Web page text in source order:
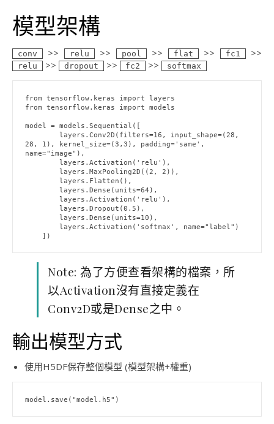
模型架構
conv >> relu >> pool >> flat >> fc1 >>
relu >> dropout >> fc2 >> softmax
from tensorflow.keras import layers
from tensorflow.keras import models
model = models.Sequential([
28, 1), kernel_size=(3,3), padding='same',
name="image"),
    ])
Note: 為了方便查看架構的檔案，所
以Activation沒有直接定義在
Conv2D或是Dense之中。
輸出模型方式
使用H5DF保存整個模型 (模型架構+權重)
model.save("model.h5")